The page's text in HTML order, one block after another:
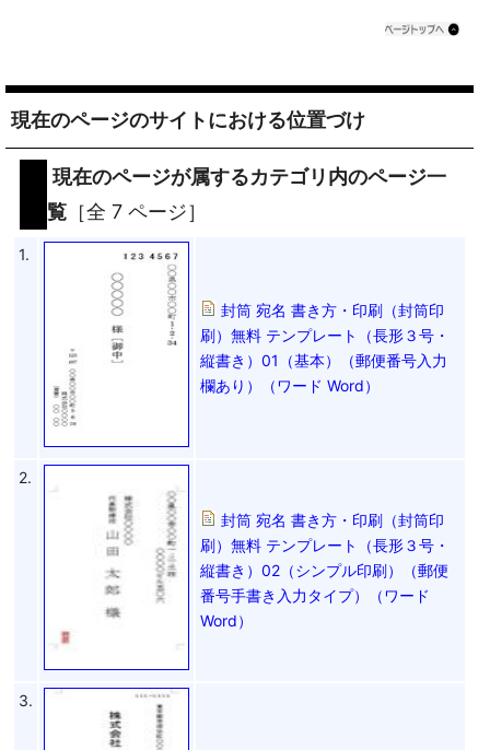
現在のページのサイトにおける位置づけ
現在のページが属するカテゴリ内のページ一
覧 ［全 7 ページ］
1.
封筒 宛名 書き方・印刷（封筒印
刷）無料 テンプレート（長形３号・
縦書き）01（基本）（郵便番号入力
欄あり）（ワード Word）
2.
封筒 宛名 書き方・印刷（封筒印
刷）無料 テンプレート（長形３号・
縦書き）02（シンプル印刷）（郵便
番号手書き入力タイプ）（ワード
Word）
3.